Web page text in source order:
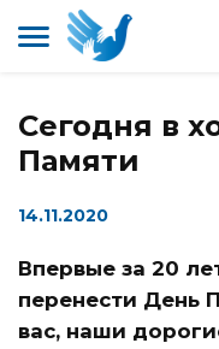
Сегодня в
Памяти
14.11.2020
Впервые за 20
перенести День
вас, наши